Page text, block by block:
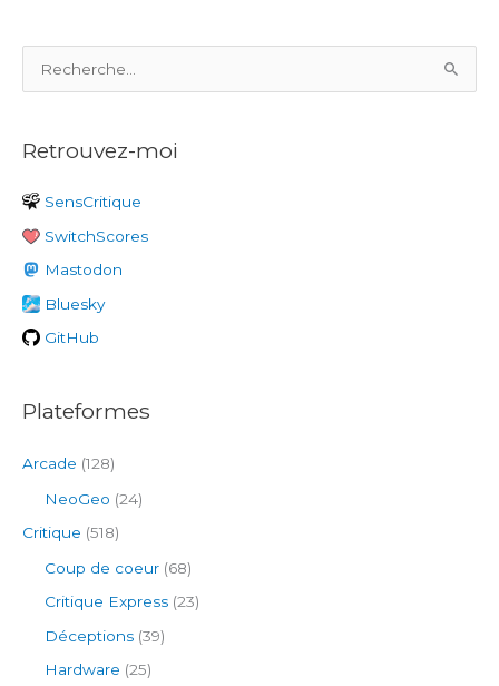
e
h
r
c
h
e
r
Retrouvez-moi
SensCritique
SwitchScores
Mastodon
Bluesky
GitHub
Plateformes
Arcade (128)
NeoGeo (24)
Critique (518)
Coup de coeur (68)
Critique Express (23)
Déceptions (39)
Hardware (25)